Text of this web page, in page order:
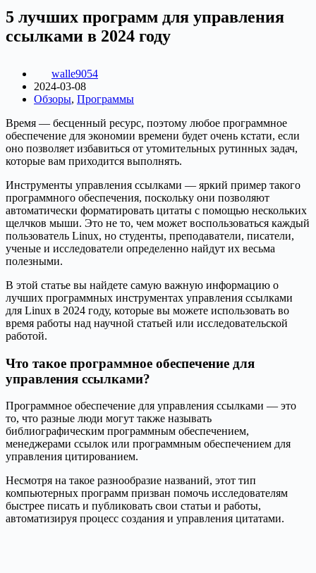
5 лучших программ для управления
ссылками в 2024 году
walle9054
2024-03-08
Обзоры, Программы
Время — бесценный ресурс, поэтому любое программное
обеспечение для экономии времени будет очень кстати, если
оно позволяет избавиться от утомительных рутинных задач,
которые вам приходится выполнять.
Инструменты управления ссылками — яркий пример такого
программного обеспечения, поскольку они позволяют
автоматически форматировать цитаты с помощью нескольких
щелчков мыши. Это не то, чем может воспользоваться каждый
пользователь Linux, но студенты, преподаватели, писатели,
ученые и исследователи определенно найдут их весьма
полезными.
В этой статье вы найдете самую важную информацию о
лучших программных инструментах управления ссылками
для Linux в 2024 году, которые вы можете использовать во
время работы над научной статьей или исследовательской
работой.
Что такое программное обеспечение для
управления ссылками?
Программное обеспечение для управления ссылками — это
то, что разные люди могут также называть
библиографическим программным обеспечением,
менеджерами ссылок или программным обеспечением для
управления цитированием.
Несмотря на такое разнообразие названий, этот тип
компьютерных программ призван помочь исследователям
быстрее писать и публиковать свои статьи и работы,
автоматизируя процесс создания и управления цитатами.